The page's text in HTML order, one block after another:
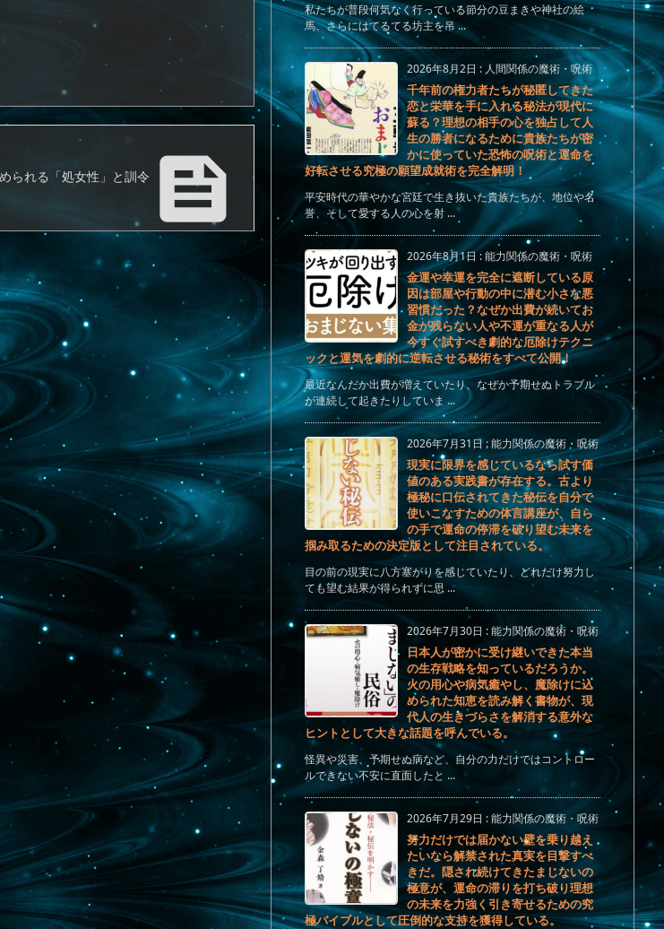

られる「処女性」と訓令
私たちが普段何気なく行っている節分の豆まきや神社の絵
馬、さらにはてるてる坊主を吊 ...
2026年8月2日 : 人間関係の魔術・呪術
千年前の権力者たちが秘匿してきた
恋と栄華を手に入れる秘法が現代に
蘇る？理想の相手の心を独占して人
生の勝者になるために貴族たちが密
かに使っていた恐怖の呪術と運命を
好転させる究極の願望成就術を完全解明！
平安時代の華やかな宮廷で生き抜いた貴族たちが、地位や名
誉、そして愛する人の心を射 ...
2026年8月1日:能力関係の魔術・呪術
金運や幸運を完全に遮断している原
因は部屋や行動の中に潜む小さな悪
習慣だった？なぜか出費が続いてお
金が残らない人や不運が重なる人が
今すぐ試すべき劇的な厄除けテクニ
ックと運気を劇的に逆転させる秘術をすべて公開！
最近なんだか出費が増えていたり、なぜか予期せぬトラブル
が連続して起きたりしていま ...
2026年7月31日:能力関係の魔術・呪術
現実に限界を感じているなら試す価
値のある実践書が存在する。古より
極秘に口伝されてきた秘伝を自分で
使いこなすための体言講座が、自ら
の手で運命の停滞を破り望む未来を
掴み取るための決定版として注目されている。
目の前の現実に八方塞がりを感じていたり、どれだけ努力し
ても望む結果が得られずに思 ...
2026年7月30日 :能力関係の魔術・呪術
日本人が密かに受け継いできた本当
の生存戦略を知っているだろうか。
火の用心や病気癒やし、魔除けに込
められた知恵を読み解く書物が、現
代人の生きづらさを解消する意外な
ヒントとして大きな話題を呼んでいる。
怪異や災害、予期せぬ病など、自分の力だけではコントロー
ルできない不安に直面したと ...
2026年7月29日 :能力関係の魔術・呪術
努力だけでは届かない壁を乗り越え
たいなら解禁された真実を目撃すべ
きだ。隠され続けてきたまじないの
極意が、運命の滞りを打ち破り理想
の未来を力強く引き寄せるための究
極バイブルとして圧倒的な支持を獲得している。